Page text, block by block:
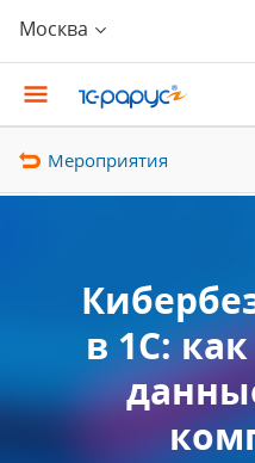
Москва
Мероприятия
в 1С: